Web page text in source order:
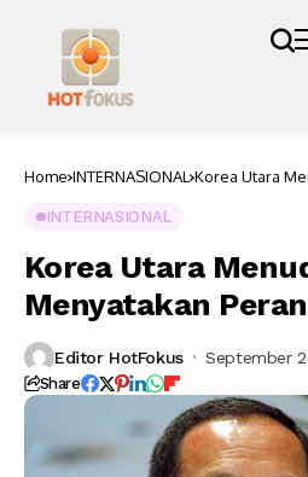
Home INTERNASIONAL Korea Utara
INTERNASIONAL
Korea Utara
Menyatakan
Editor HotFokus September
Share